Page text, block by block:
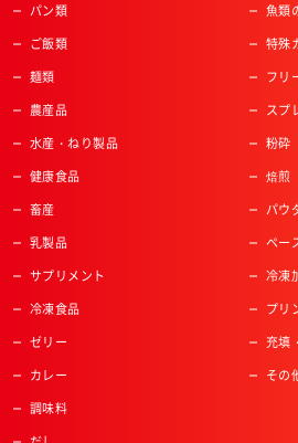
パン類
ご飯類
麺類
農産品
水産・ねり製品
健康食品
畜産
乳製品
サプリメント
冷凍食品
ゼリー
カレー
調味料
魚類
特殊
フリ
スプ
粉砕
焙煎
パウ
ペー
冷凍
プリ
充填
その